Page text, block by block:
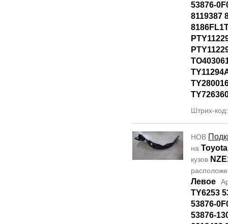
53876-
8119387
Штрих-
НОВ
на
кузов
Левое
TY6253
53876-
53876-